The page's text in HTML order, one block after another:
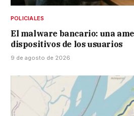
POLICIALES
El malware bancario: una
dispositivos de los usuarios
9 de agosto de 2026